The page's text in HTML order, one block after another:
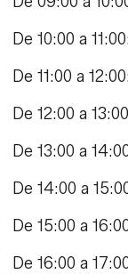
De 10:00 a
De 11:00 a
De 12:00 a
De 13:00 a
De 14:00 a
De 15:00 a
De 16:00 a